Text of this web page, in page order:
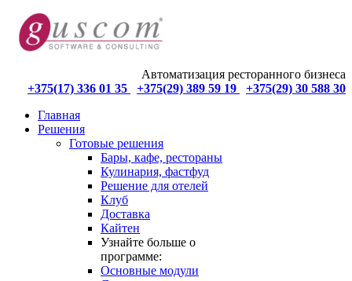
Автоматизация ресторанного бизнеса
+375(17) 336 01 35
+375(29) 389 59 19
+375(29) 30 588 30
Главная
Решения
Готовые решения
Бары, кафе, рестораны
Кулинария, фастфуд
Решение для отелей
Клуб
Доставка
Кайтен
Узнайте больше о
программе:
Основные модули